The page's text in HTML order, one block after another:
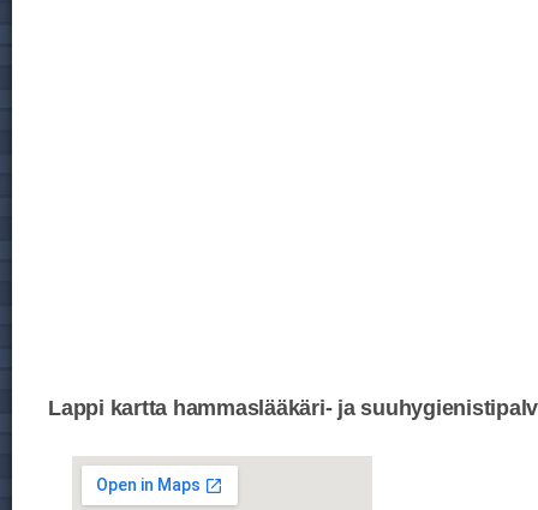
Lappi kartta hammaslääkäri- ja